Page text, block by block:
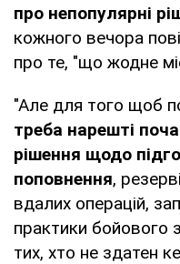
про непопулярні
кожного вечора
про те, "що жодне
"Але для того щоб
треба нарешті
рішення щодо
поповнення,
вдалих операцій,
практики бойового
тих, хто не здатен